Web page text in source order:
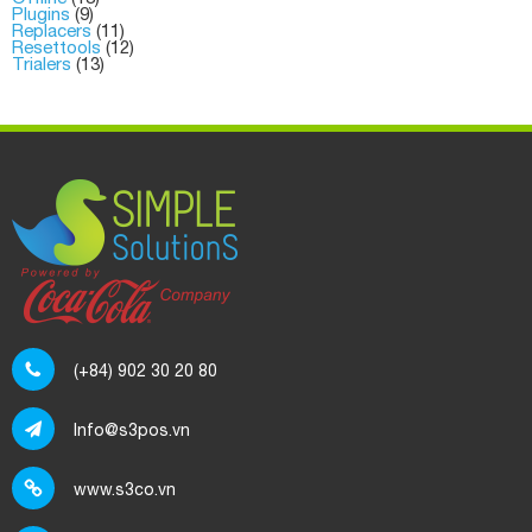
Plugins (9)
Replacers (11)
Resettools (12)
Trialers (13)
(+84) 902 30 20 80
Info@s3pos.vn
www.s3co.vn